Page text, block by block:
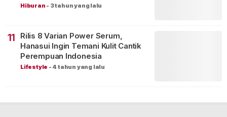
Hiburan - 3 tahun yang lalu
11
Rilis 8 Varian Power Serum,
Hanasui Ingin Temani Kulit Cantik
Perempuan Indonesia
Lifestyle - 4 tahun yang lalu